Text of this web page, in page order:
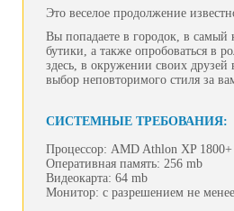
Это веселое продолжение
Вы попадаете в городок, в самый
бутики, а также опробоваться в
здесь, в окружении своих
выбор неповторимого стиля за
СИСТЕМНЫЕ ТРЕБОВАНИЯ:
Процессор: AMD Athlon XP
Оперативная память: 256 mb
Видеокарта: 64 mb
Монитор: с разрешением не